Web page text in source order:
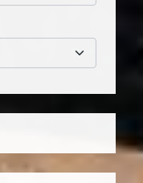
Hieron.